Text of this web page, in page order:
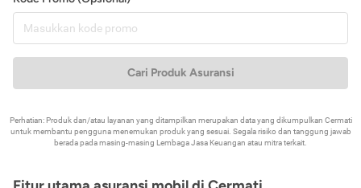
Cari Produk Asuransi
Perhatian: Produk dan/atau layanan yang ditampilkan merupakan data yang dikumpulkan Cermati
untuk membantu pengguna menemukan produk yang sesuai. Segala risiko dan tanggung jawab
berada pada masing-masing Lembaga Jasa Keuangan atau mitra terkait.